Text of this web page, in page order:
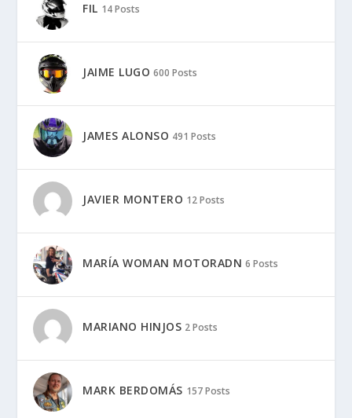
FIL 14 Posts
JAIME LUGO 600 Posts
JAMES ALONSO 491 Posts
JAVIER MONTERO 12 Posts
MARÍA WOMAN MOTORADN 6 Posts
MARIANO HINJOS 2 Posts
MARK BERDOMÁS 157 Posts